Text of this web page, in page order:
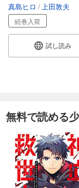
真島ヒロ 上田敦夫
続巻入荷
試し読み
無料で読める